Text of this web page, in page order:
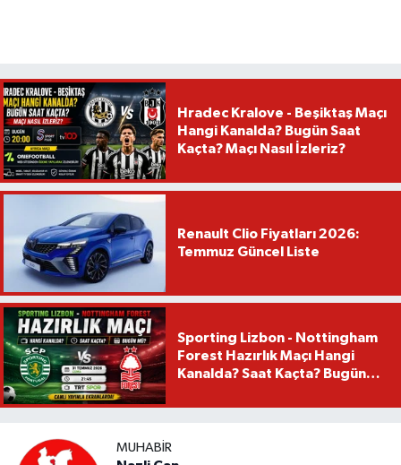
Hradec Kralove - Beşiktaş Maçı
Hangi Kanalda? Bugün Saat
Kaçta? Maçı Nasıl İzleriz?
Renault Clio Fiyatları 2026:
Temmuz Güncel Liste
Sporting Lizbon - Nottingham
Forest Hazırlık Maçı Hangi
Kanalda? Saat Kaçta? Bugün
MUHABIR